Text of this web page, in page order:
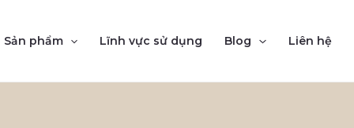
Sản phẩm Lĩnh vực sử dụng Blog Liên hệ